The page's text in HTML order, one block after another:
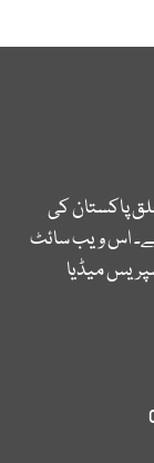
پاکستان کی
اس ویب سائٹ
میڈیا